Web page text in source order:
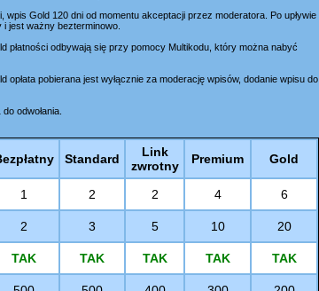
wpis Gold 120 dni od momentu akceptacji przez moderatora. Po upływie
jest ważny bezterminowo.
płatności odbywają się przy pomocy Multikodu, który można nabyć
opłata pobierana jest wyłącznie za moderację wpisów, dodanie wpisu do
odwołania.
Standard
Link
zwrotny
Premium
Gold
1 2 2 4
6
2 3 5 10
20
TAK TAK TAK TAK
TAK